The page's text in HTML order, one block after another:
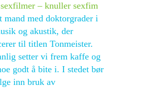
– knuller sexfim
mand med doktorgrader i
og akustik, der
til titlen Tonmeister.
setter vi frem kaffe og
godt å bite i. I stedet bør
inn bruk av